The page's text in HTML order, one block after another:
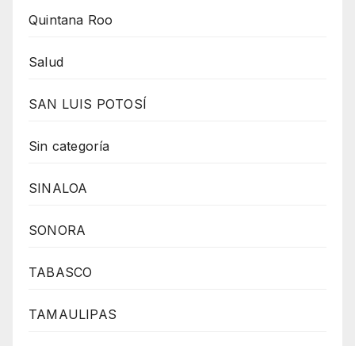
Quintana Roo
Salud
SAN LUIS POTOSÍ
Sin categoría
SINALOA
SONORA
TABASCO
TAMAULIPAS